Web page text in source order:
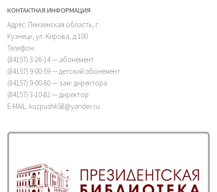
КОНТАКТНАЯ ИНФОРМАЦИЯ
Адрес: Пензенская область, г.
Кузнецк, ул. Кирова, д.100
Телефон:
(84157) 3-26-14 — абонемент
(84157) 9-00-59 — детский абонемент
(84157) 9-00-60 — зам. директора
(84157) 3-10-82 — директор
E-MAIL: kuzpushk58@yandex.ru